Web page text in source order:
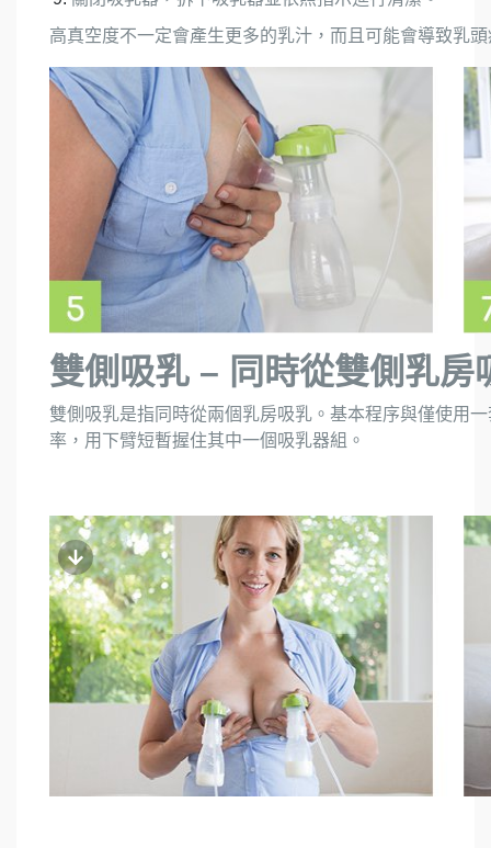
高真空度不一定會產生更多的乳汁，而且可能會導致乳
雙側吸乳 – 同時從雙側乳房
雙側吸乳是指同時從兩個乳房吸乳。基本程序與僅使用
率，用下臂短暫握住其中一個吸乳器組。